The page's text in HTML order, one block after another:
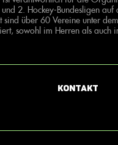
2. Hockey-Bundesligen auf
sind über 60 Vereine unter
sowohl im Herren als auch
Kontakt